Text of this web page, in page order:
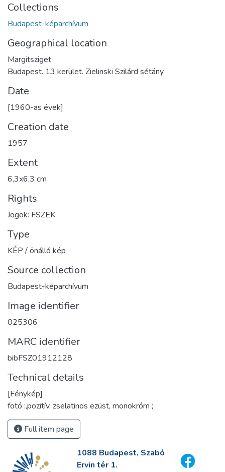
Collections
Budapest-képarchívum
Geographical location
Margitsziget
Budapest. 13 kerület. Zielinski Szilárd sétány
Date
[1960-as évek]
Creation date
1957
Extent
6,3x6,3 cm
Rights
Jogok: FSZEK
Type
KÉP / önálló kép
Source collection
Budapest-képarchívum
Image identifier
025306
MARC identifier
bibFSZ01912128
Technical details
[Fénykép]
fotó :,pozitív, zselatinos ezüst, monokróm ;
Full item page
1088 Budapest, Szabó
Ervin tér 1.